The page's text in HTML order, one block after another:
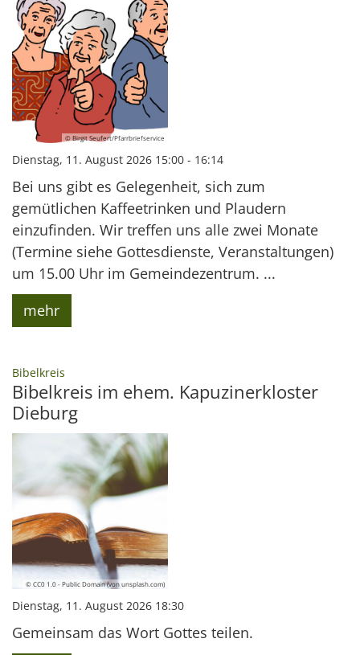
© Birgit Seufert/Pfarrbriefservice
Dienstag, 11. August 2026 15:00 - 16:14
Bei uns gibt es Gelegenheit, sich zum
gemütlichen Kaffeetrinken und Plaudern
einzufinden. Wir treffen uns alle zwei Monate
(Termine siehe Gottesdienste, Veranstaltungen)
um 15.00 Uhr im Gemeindezentrum. ...
mehr
Bibelkreis
Bibelkreis im ehem. Kapuzinerkloster
Dieburg
© CC0 1.0 - Public Domain (von unsplash.com)
Dienstag, 11. August 2026 18:30
Gemeinsam das Wort Gottes teilen.